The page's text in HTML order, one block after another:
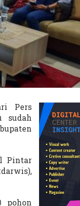
Pers
sudah
Pintar
pohon